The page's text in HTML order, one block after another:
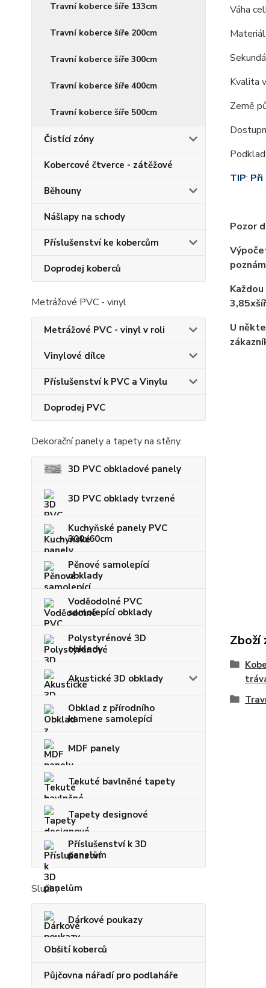
Travní koberce šíře 133cm
Travní koberce šíře 200cm
Travní koberce šíře 300cm
Travní koberce šíře 400cm
Travní koberce šíře 500cm
Čistící zóny
Kobercové čtverce - zátěžové
Běhouny
Nášlapy na schody
Příslušenství ke kobercům
Doprodej koberců
Metrážové PVC - vinyl
Metrážové PVC - vinyl v roli
Vinylové dílce
Příslušenství k PVC a Vinylu
Doprodej PVC
Dekorační panely a tapety na stěny.
3D PVC obkladové panely
3D PVC obklady tvrzené
Kuchyňské panely PVC
300x60cm
Pěnové samolepící
obklady
Voděodolné PVC
samolepící obklady
Polystyrénové 3D
obklady
Akustické 3D obklady
Obklad z přírodního
kamene samolepící
MDF panely
Tekuté bavlněné tapety
Tapety designové
Příslušenství k 3D
panelům
Služby
Dárkové poukazy
Obšití koberců
Půjčovna nářadí pro podlaháře
Váha
Kvalita
Země
TIP:
Pozor
U
Zboží